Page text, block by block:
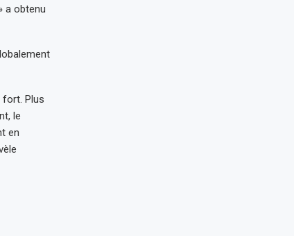
a obtenu
fort. Plus
le
en